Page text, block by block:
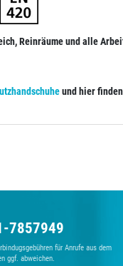
Reinräume und alle
und hier
7857949
für Anrufe aus dem
ggf. abweichen.